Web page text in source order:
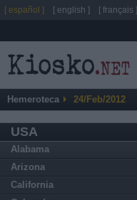
Hemeroteca 24/Feb/2012
USA
Alabama
Arizona
California
[ español ] [ english ] [ français ]